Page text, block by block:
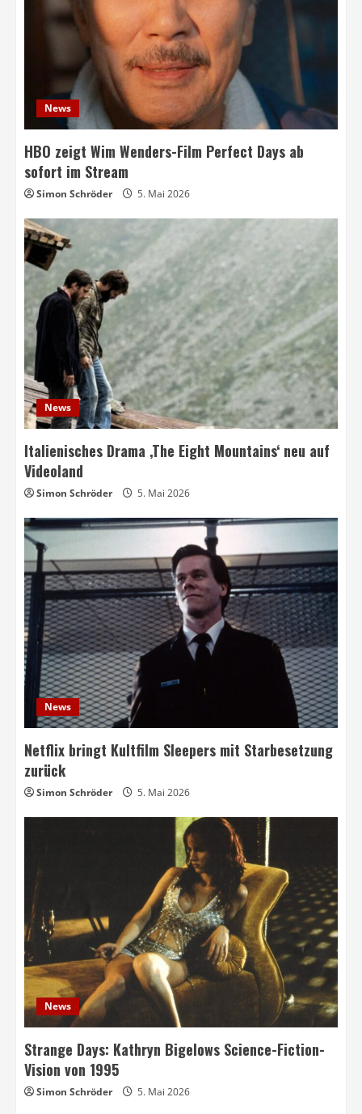
News
HBO zeigt Wim Wenders-Film Perfect Days ab
sofort im Stream
Simon Schröder 5. Mai 2026
News
Italienisches Drama ‚The Eight Mountains‘ neu auf
Videoland
Simon Schröder 5. Mai 2026
News
Netflix bringt Kultfilm Sleepers mit Starbesetzung
zurück
Simon Schröder 5. Mai 2026
News
Strange Days: Kathryn Bigelows Science-Fiction-
Vision von 1995
Simon Schröder 5. Mai 2026